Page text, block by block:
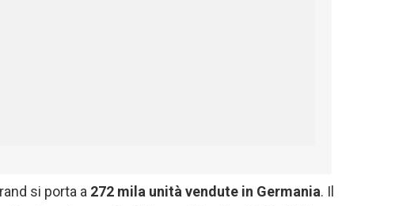
si porta a 272 mila unità vendute in Germania. Il